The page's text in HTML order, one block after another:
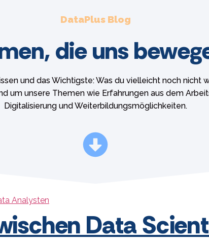
DataPlus Blog
die uns
und das Wichtigste: Was du vielleicht noch nicht
um unsere Themen wie Erfahrungen aus dem
Digitalisierung und Weiterbildungsmöglichkeiten.
Data